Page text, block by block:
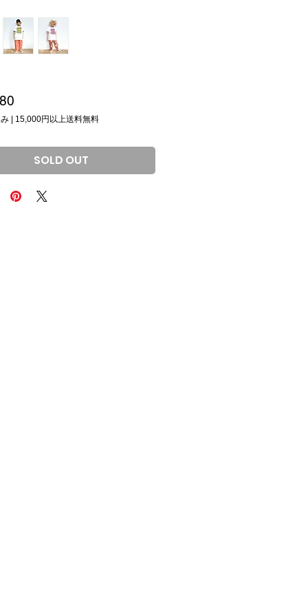
価
格
| 15,000円以上送料無料
SOLD OUT